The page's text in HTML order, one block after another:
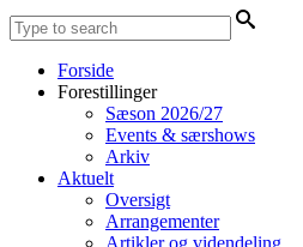
Forside
Forestillinger
Sæson 2026/27
Events & særshows
Arkiv
Aktuelt
Oversigt
Arrangementer
Artikler og videndeling